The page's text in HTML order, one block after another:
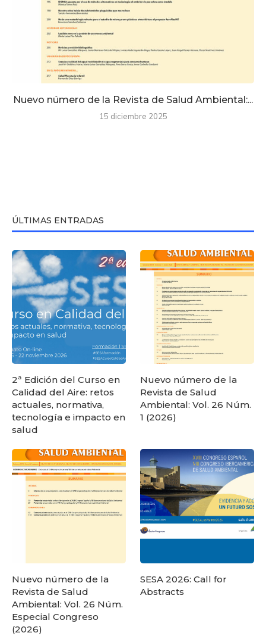
Nuevo número de la Revista de Salud Ambiental:...
15 diciembre 2025
ÚLTIMAS ENTRADAS
2ª Edición del Curso en
Calidad del Aire: retos
actuales, normativa,
tecnología e impacto en
salud
Nuevo número de la
Revista de Salud
Ambiental: Vol. 26 Núm.
1 (2026)
Nuevo número de la
Revista de Salud
Ambiental: Vol. 26 Núm.
Especial Congreso
(2026)
SESA 2026: Call for
Abstracts